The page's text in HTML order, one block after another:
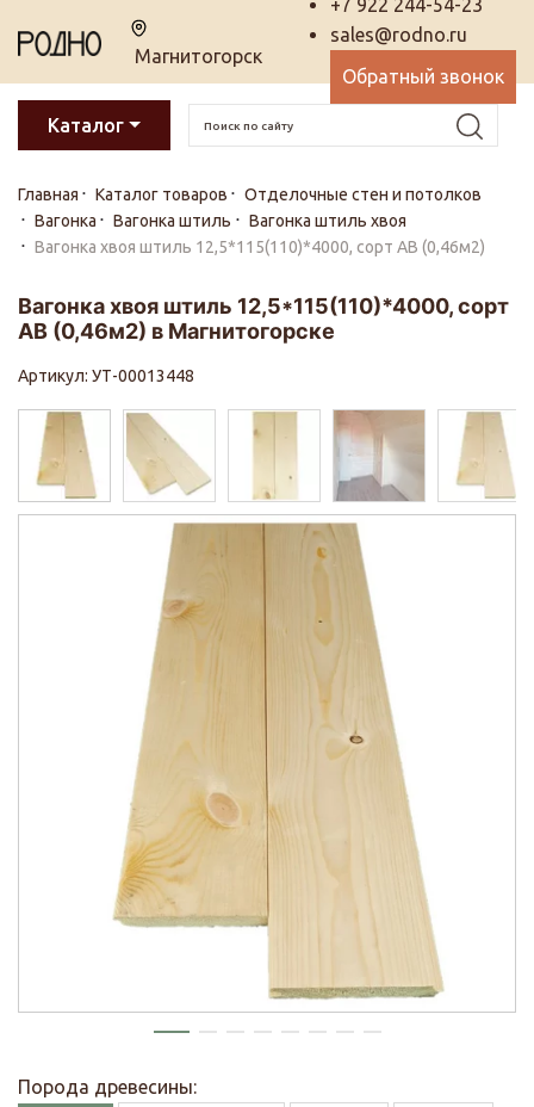
Магнитогорск
+7 922 244-54-23
sales@rodno.ru
Обратный звонок
Каталог
Главная Каталог товаров
Отделочные стен и потолков
Вагонка
Вагонка штиль
Вагонка штиль хвоя
Вагонка хвоя штиль 12,5*115(110)*4000, сорт АВ (0,46м2)
Вагонка хвоя штиль 12,5*115(110)*4000, сорт
АВ (0,46м2) в Магнитогорске
Артикул: УТ-00013448
Порода древесины: